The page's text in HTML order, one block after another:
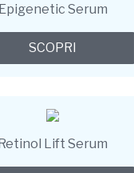
Epigenetic Serum
SCOPRI
Lift Serum